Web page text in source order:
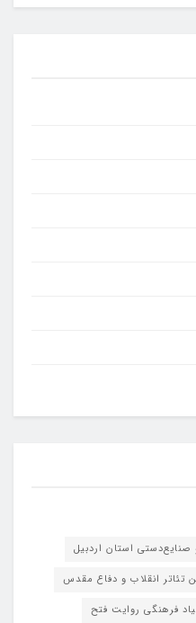
استان اردبیل
تئاتر انقلاب و دفاع مقدس
فرهنگی روایت فتح